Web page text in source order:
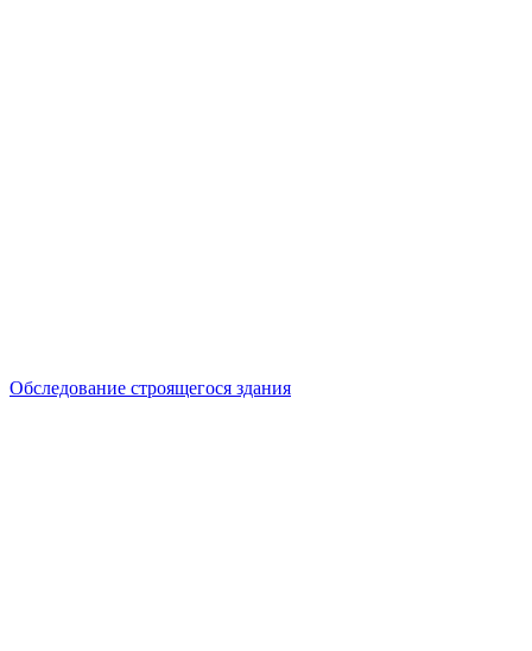
Обследование строящегося здания